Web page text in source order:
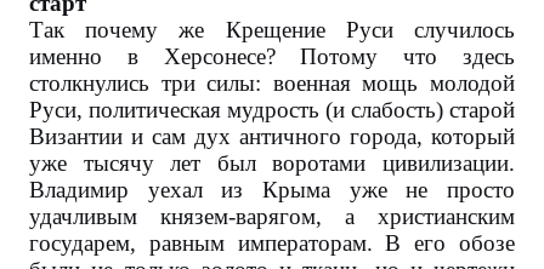
Так почему же Крещение Руси случилось
именно в Херсонесе? Потому что здесь
столкнулись три силы: военная мощь молодой
Руси, политическая мудрость (и слабость) старой
Византии и сам дух античного города, который
уже тысячу лет был воротами цивилизации.
Владимир уехал из Крыма уже не просто
удачливым князем-варягом, а христианским
государем, равным императорам. В его обозе